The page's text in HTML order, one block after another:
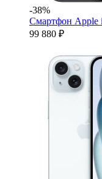
-38%
Смартфон Apple
99 880 ₽